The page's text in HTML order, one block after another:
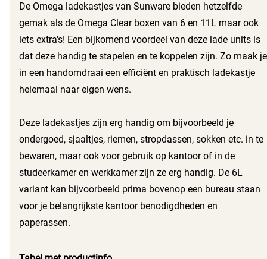
De Omega ladekastjes van Sunware bieden hetzelfde
gemak als de Omega Clear boxen van 6 en 11L maar ook
iets extra's! Een bijkomend voordeel van deze lade units is
dat deze handig te stapelen en te koppelen zijn. Zo maak je
in een handomdraai een efficiënt en praktisch ladekastje
helemaal naar eigen wens.
Deze ladekastjes zijn erg handig om bijvoorbeeld je
ondergoed, sjaaltjes, riemen, stropdassen, sokken etc. in te
bewaren, maar ook voor gebruik op kantoor of in de
studeerkamer en werkkamer zijn ze erg handig. De 6L
variant kan bijvoorbeeld prima bovenop een bureau staan
voor je belangrijkste kantoor benodigdheden en
paperassen.